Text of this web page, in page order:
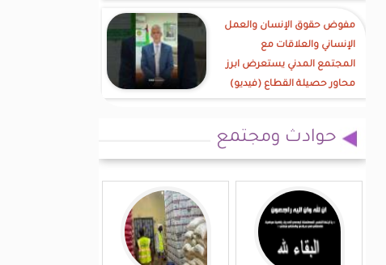
مفوض حقوق الإنسان والعمل
الإنساني والعلاقات مع
المجتمع المدني يستعرض ابرز
محاور حصيلة القطاع (فيديو)
حوادث ومجتمع